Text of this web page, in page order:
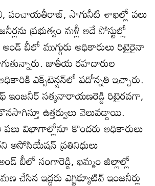
పంచాయతీరాజ్‌, సాగునీటి శాఖల్లో పలు
ప్రభుత్వం మళ్లీ అదే పోస్టుల్లో
బీలో ముగ్గురు అధికారులు రిటైరైనా
జాతీయ రహదారుల
ఎక్స్‌టెన్షన్‌లో పదోన్నతి ఇచ్చారు.
సత్యనారాయణరెడ్డి రిటైరవగా,
ఉత్తర్వులు వెలువడ్డాయి.
విభాగాల్లోనూ కొందరు అధికారులు
అసోసియేషన్‌ ప్రతినిధులు
బీలో సంగారెడ్డి, ఖమ్మం జిల్లాల్లో
ఇద్దరు ఎగ్జిక్యూటివ్‌ ఇంజనీర్లు